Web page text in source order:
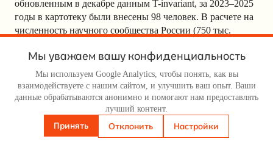
обновленным в декабре данным T-invariant, за 2023–2025
годы в картотеку были внесены 98 человек. В расчете на
численность научного сообщества России (750 тыс.
вузов, аспирантов) получается тот же показатель — 43
человека на миллион в год. Однако с учетом заведомой
неполноты данных, собираемых по открытым
источникам и частным коммуникациям, а также
некоторого снижения интенсивности преследований по
годам войны, можно сказать, что научное сообщество
затронуто этими процессами сильнее, чем общество в
Мы уважаем вашу конфиденциальность
Мы используем Google Analytics, чтобы понять, как вы
взаимодействуете с нашим сайтом, и улучшить ваш опыт. Ваши
данные обрабатываются анонимно и помогают нам предоставлять
лучший контент.
Принять Отклонить Настройки